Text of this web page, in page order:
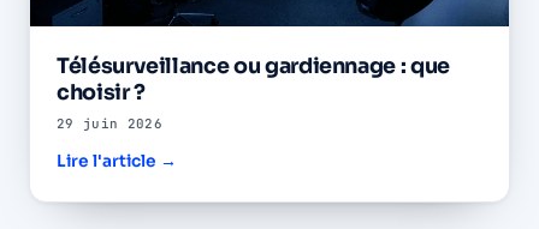
Télésurveillance ou gardiennage : que
choisir ?
29 juin 2026
Lire l'article →